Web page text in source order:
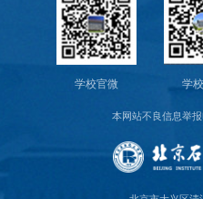
学校官微 学
本网站不良信息举